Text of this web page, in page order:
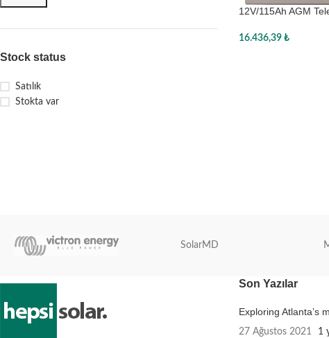
Stock status
Satılık
Stokta var
12V/115Ah AGM
16.436,39 ₺
SolarMD
Son Yazılar
Exploring Atlanta’s
27 Ağustos 2021 1